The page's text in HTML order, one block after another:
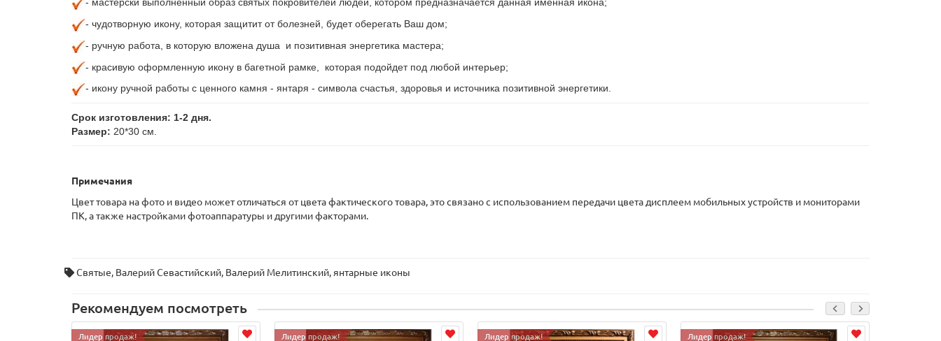
- чудотворную икону, которая защитит от болезней, будет оберегать Ваш дом;
- ручную работа, в которую вложена душа и позитивная энергетика мастера;
- красивую оформленную икону в багетной рамке, которая подойдет под любой интерьер;
- икону ручной работы с ценного камня - янтаря - символа счастья, здоровья и источника позитивной энергетики.
Срок изготовления: 1-2 дня.
Размер: 20*30 см.
Примечания
Цвет товара на фото и видео может отличаться от цвета фактического товара, это связано с использованием передачи цвета дисплеем мобильных устройств и мониторами
ПК, а также настройками фотоаппаратуры и другими факторами.
Святые, Валерий Севастийский, Валерий Мелитинский,янтарные иконы
Рекомендуем посмотреть
Лидер продаж! Лидер продаж! Лидер продаж! Лидер продаж!